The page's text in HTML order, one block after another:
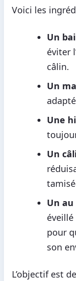
Voici les
Un
éviter
câlin.
Un
Une
Un
Un
pour
son
L’objectif est